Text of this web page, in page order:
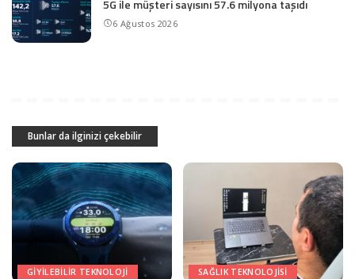
5G ile müşteri sayısını 57.6 milyona taşıdı
6 Ağustos 2026
Bunlar da ilginizi çekebilir
GIYILEBILIR TEKNOLOJI SAĞLIK TEKNOLOJISI